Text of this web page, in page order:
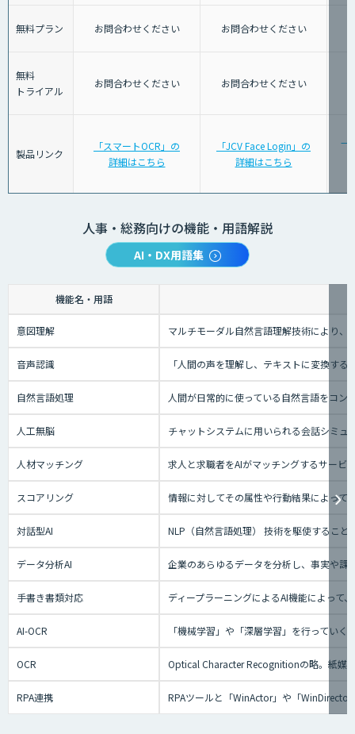
無料プラン お問合わせください お問合わせください
無料
トライアル
お問合わせください お問合わせください
製品リンク
「スマートOCR」の
詳細はこちら
「JCV Face Login」の
詳細はこちら
人事・総務向けの機能・用語解説
AI・DX用語集
機能名・用語
意図理解 マルチモーダル自然言語理解技術により、
音声認識 「人間の声を理解し、テキストに変換す
自然言語処理 人間が日常的に使っている自然言語をコ
人工無脳 チャットシステムに用いられる会話シミ
人材マッチング 求人と求職者をAIがマッチングするサービ
スコアリング 情報に対してその属性や行動結果によって
対話型AI NLP（自然言語処理） 技術を駆使するこ
データ分析AI 企業のあらゆるデータを分析し、事実や課
手書き書類対応 ディープラーニングによるAI機能によって
AI-OCR 「機械学習」や「深層学習」を行ってい
OCR Optical Character Recognitionの略。紙媒
RPA連携 RPAツールと「WinActor」や「